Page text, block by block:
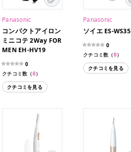
Panasonic
コンパクトアイロン
ミニコテ 2Way FOR
MEN EH-HV19
0
クチコミ数（0）
クチコミを見る
Panasonic
ソイエ ES-WS35
0
クチコミ数（0）
クチコミを見る